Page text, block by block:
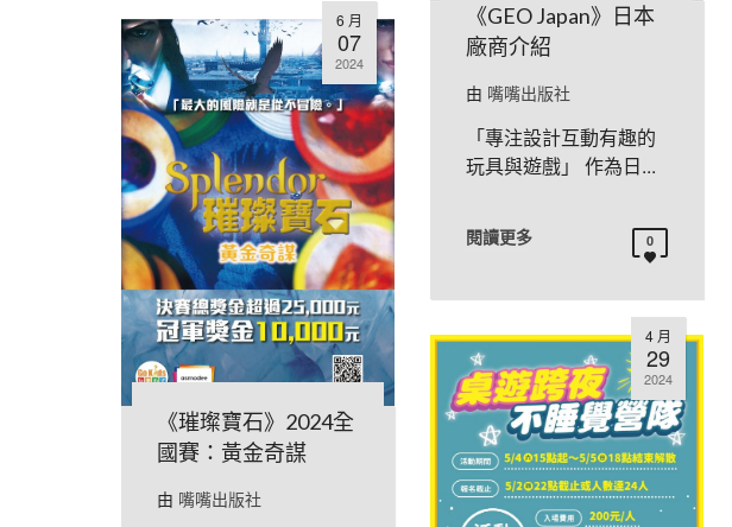
《GEO Japan》日本
廠商介紹
由 嘴嘴出版社
「專注設計互動有趣的
玩具與遊戲」 作為日...
閱讀更多 0
6 月
07
2024
《璀璨寶石》2024全
國賽：黃金奇謀
由 嘴嘴出版社
4 月
29
2024